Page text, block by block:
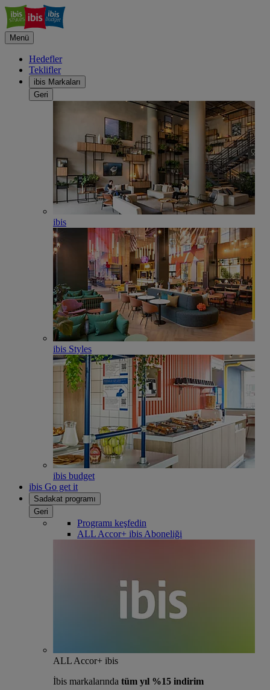
Menü
Hedefler
Teklifler
ibis Markaları
Geri
ibis
ibis Styles
ibis budget
ibis Go get it
Sadakat programı
Geri
Programı keşfedin
ALL Accor+ ibis Aboneliği
ALL Accor+ ibis
İbis markalarında tüm yıl %15 indirim